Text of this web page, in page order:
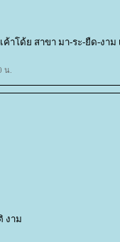
าโด้ย สาขา มา-ระ-ยืด-งาม
น.
งาม